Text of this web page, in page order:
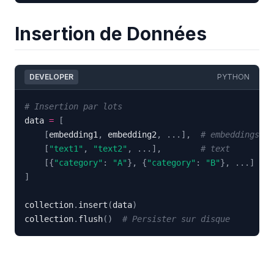
Insertion de Données
DEVELOPER PYTHON
# Insertion par lots
data =
[
[embedding1 , embedding2 , . . . ] ,
# embeddings
[ "text1" , "text2" , . . . ] ,
# text
[{"category" : "A"} , {"category" : "B"} , . . . ]
]
collection. insert (data)
collection. flush( ) # Persister sur disque